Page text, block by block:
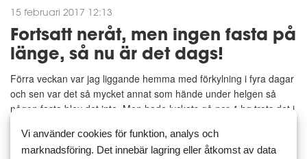
15 februari 2017 12:13
Fortsatt neråt, men ingen fasta på
länge, så nu är det dags!
Förra veckan var jag liggande hemma med förkylning i fyra dagar
och sen var det så mycket annat som hände under helgen så
någon fasta blev det inte. Men hade lyckats gå ner 4 hg trots det i
Vi använder cookies för funktion, analys och
marknadsföring. Det innebär lagring eller åtkomst av data